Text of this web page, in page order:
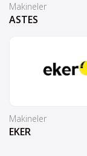
Makineler
ASTES
Makineler
EKER